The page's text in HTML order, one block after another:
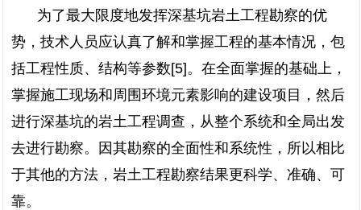
为了最大限度地发挥深基坑岩土工程勘察的优
势，技术人员应认真了解和掌握工程的基本情况，包
括工程性质、结构等参数[5]。在全面掌握的基础上，
掌握施工现场和周围环境元素影响的建设项目，然后
进行深基坑的岩土工程调查，从整个系统和全局出发
去进行勘察。因其勘察的全面性和系统性，所以相比
于其他的方法，岩土工程勘察结果更科学、准确、可
靠。